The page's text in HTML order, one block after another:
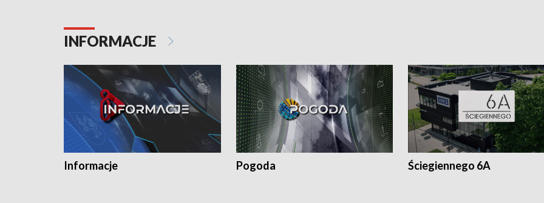
INFORMACJE
Informacje Pogoda Ściegiennego 6A